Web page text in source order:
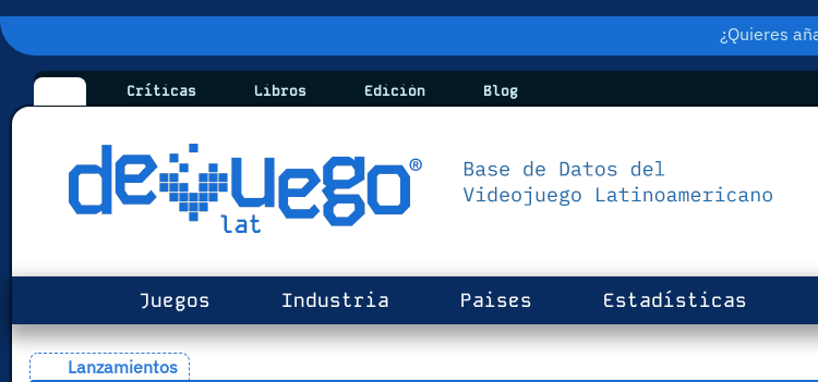
¿Quieres
Críticas Libros Edición Blog
Juegos Industria Paises Estadísticas
Lanzamientos